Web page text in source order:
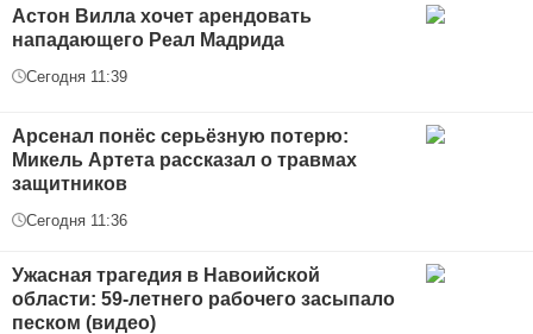
Астон Вилла хочет арендовать
нападающего Реал Мадрида
Сегодня 11:39
Арсенал понёс серьёзную потерю:
Микель Артета рассказал о травмах
защитников
Сегодня 11:36
Ужасная трагедия в Навоийской
области: 59-летнего рабочего засыпало
песком (видео)